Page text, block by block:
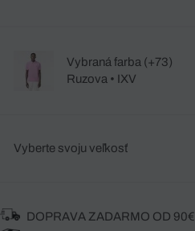
Vybraná farba (+73)
Ruzova • IXV
Vyberte svoju veľkosť
DOPRAVA ZADARMO OD 90€